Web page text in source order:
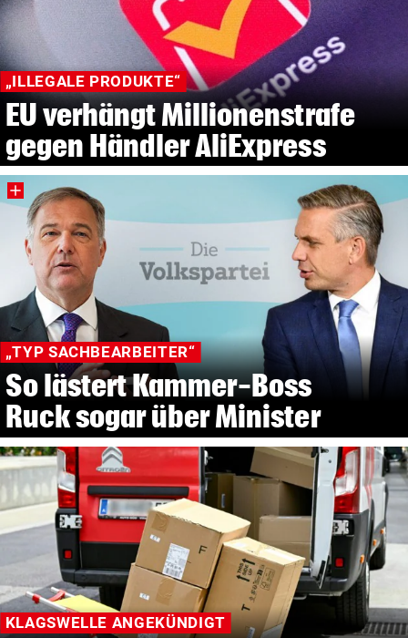
„ILLEGALE PRODUKTE“
EU verhängt Millionenstrafe
gegen Händler AliExpress
„TYP SACHBEARBEITER“
So lästert Kammer-Boss
Ruck sogar über Minister
KLAGSWELLE ANGEKÜNDIGT